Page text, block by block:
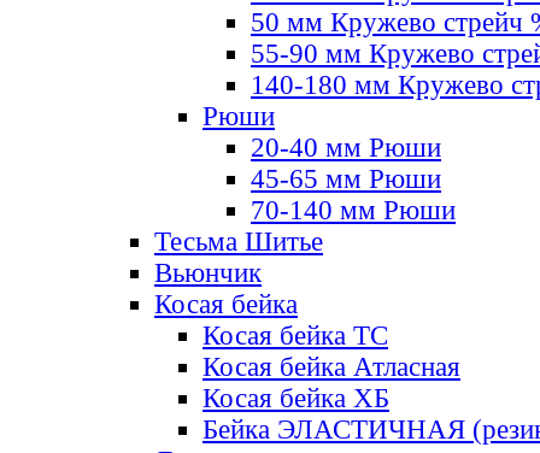
50 мм Кружево стрейч
55-90 мм Кружево
140-180 мм Кружево
Рюши
20-40 мм Рюши
45-65 мм Рюши
70-140 мм Рюши
Тесьма Шитье
Вьюнчик
Косая бейка
Косая бейка ТС
Косая бейка Атласная
Косая бейка ХБ
Бейка ЭЛАСТИЧНАЯ